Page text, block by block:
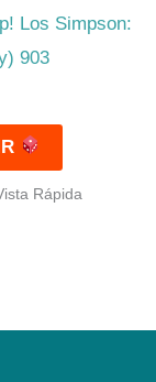
Los Simpson:
903
Rápida